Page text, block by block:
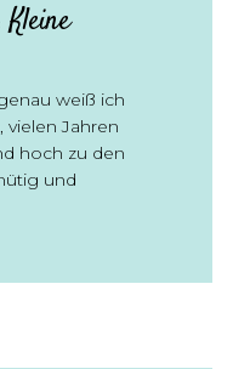
weiß ich
vielen Jahren
hoch zu den
und